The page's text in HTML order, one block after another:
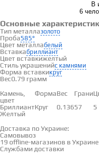
В
6
Основные
Тип металлазолото
Проба585°
Цвет металлабелый
Вставкабриллиант
Цвет вставкижелтый
Стиль украшенийс камнями
Форма вставкикруг
Вес0.79 грамм
Вставки
Камень,
цвет
ФормаВес Грани
Бриллиант
Желтый
Круг 0.13657 5
Доставка по Украине:
Самовывоз
19 offline-магазинов в Украине
Службами доставки